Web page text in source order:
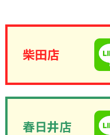
柴田店
春日井店